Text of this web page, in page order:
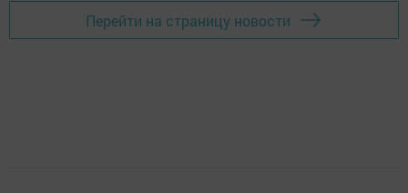
Перейти на страницу новости